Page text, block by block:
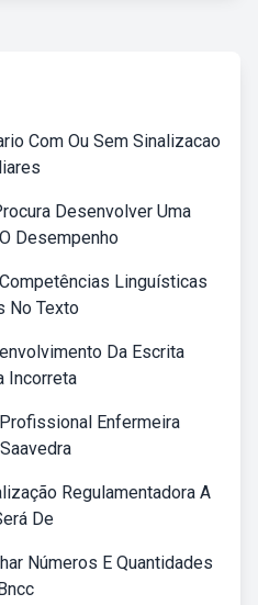
Com Ou Sem Sinalizacao
Desenvolver Uma
Desempenho
Linguísticas
No Texto
Da Escrita
Incorreta
Enfermeira
Regulamentadora A
De
Números E Quantidades